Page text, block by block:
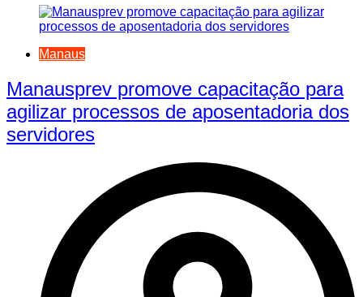
Manaus
Manausprev promove capacitação para
agilizar processos de aposentadoria dos
servidores